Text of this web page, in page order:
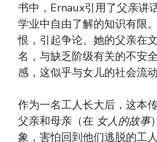
书中，Ernaux引用了父亲讲
学业中自由了解的知识有限
恨，引起争论。她的父亲在
名，与缺乏阶级有关的不安
感，这似乎与女儿的社会流
作为一名工人长大后，这本
父亲和母亲（在 女人的故事
象，害怕回到他们逃脱的工